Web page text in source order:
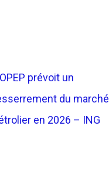
prévoit un
du marché
en 2026 – ING